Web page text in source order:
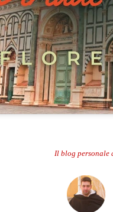
Il blog personale